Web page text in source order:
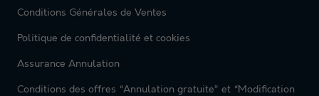
Conditions Générales de Ventes
Politique de confidentialité et cookies
Assurance Annulation
Conditions des offres “Annulation gratuite” et “Modification